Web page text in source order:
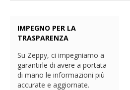
IMPEGNO PER LA
TRASPARENZA
Su Zeppy, ci impegniamo a
garantirle di avere a portata
di mano le informazioni più
accurate e aggiornate.